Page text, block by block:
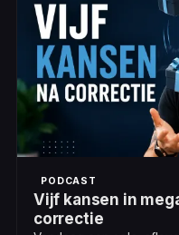
PODCAST
Vijf kansen in
correctie